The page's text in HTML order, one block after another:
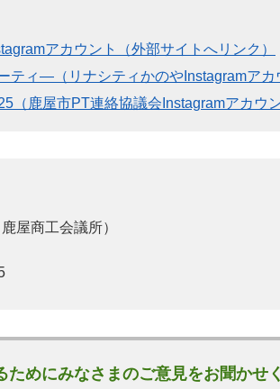
アカウント（外部サイトへリンク）
ティ―（リナシティかのやInstagramアカ
（鹿屋市PT連絡協議会Instagramアカウ
屋商工会議所）
ためにみなさまのご意見をお聞かせ